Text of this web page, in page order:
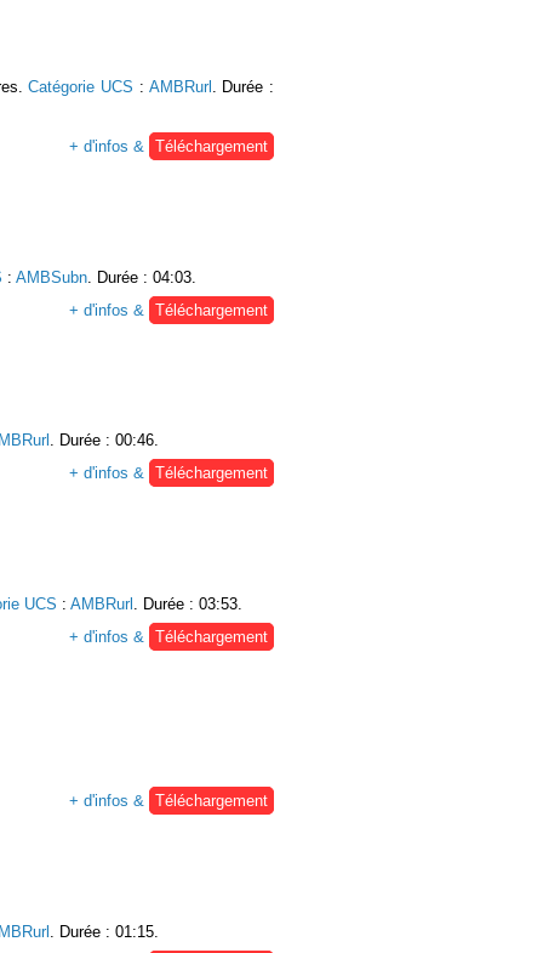
Catégorie UCS : AMBRurl . Durée :
+ d'infos &
Téléchargement
: AMBSubn . Durée : 04:03.
+ d'infos &
Téléchargement
. Durée : 00:46.
+ d'infos & Téléchargement
UCS : AMBRurl . Durée : 03:53.
+ d'infos & Téléchargement
+ d'infos & Téléchargement
. Durée : 01:15.